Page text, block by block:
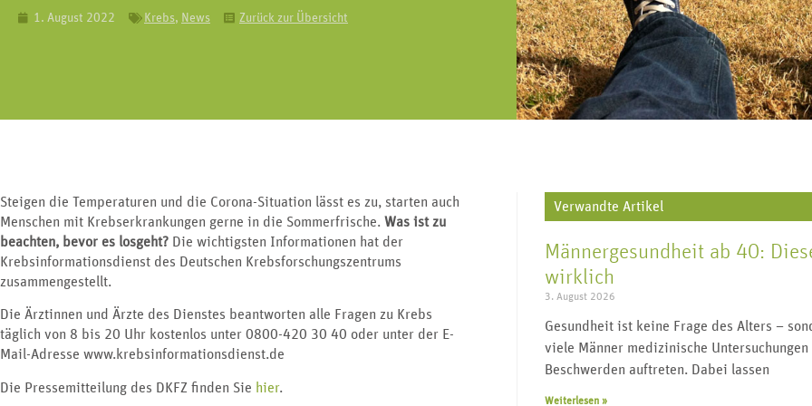
Geschlechtsorgan lässt sich in drei
Erkrankungen an Niere, Harnleiter,
Geschlechtskrankheiten,
Transgender, Wechseljahre uvm.
„Urologie für alle“ lebt von regem
Austausch und vielen Impulsgebern.
Werden Sie Teil der Community und
folgen Sie uns.
1. August 2022 Krebs, News Zurück zur Übersicht
Steigen die Temperaturen und die Corona-Situation lässt es zu, starten auch
Menschen mit Krebserkrankungen gerne in die Sommerfrische. Was ist zu
beachten, bevor es losgeht? Die wichtigsten Informationen hat der
Krebsinformationsdienst des Deutschen Krebsforschungszentrums
zusammengestellt.
Die Ärztinnen und Ärzte des Dienstes beantworten alle Fragen zu Krebs
täglich von 8 bis 20 Uhr kostenlos unter 0800-420 30 40 oder unter der E-
Mail-Adresse www.krebsinformationsdienst.de
Die Pressemitteilung des DKFZ finden Sie hier.
Verwandte Artikel
Männergesundheit ab 40:
wirklich
3. August 2026
Gesundheit ist keine Frage des Alters –
viele Männer medizinische
Beschwerden auftreten. Dabei lassen
Weiterlesen »